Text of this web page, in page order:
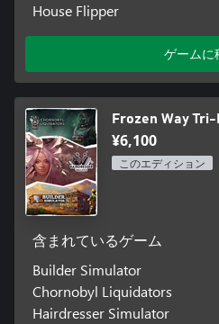
House Flipper
ゲームに
Frozen Way
¥6,100
このエディション
含まれているゲーム
Builder Simulator
Chornobyl Liquidators
Hairdresser Simulator